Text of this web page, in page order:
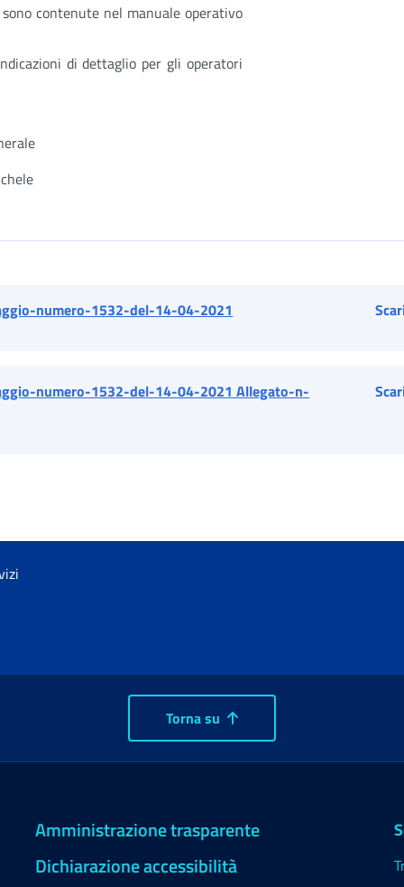
contenute nel manuale operativo
di dettaglio per gli operatori
numero-1532-del-14-04-2021
numero-1532-del-14-04-2021 Allegato-n-
Torna su
Amministrazione trasparente
Dichiarazione accessibilità